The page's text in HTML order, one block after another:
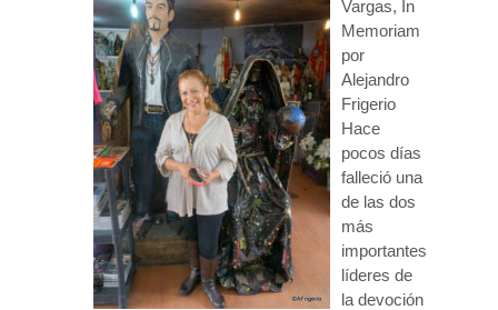
Vargas, In
Memoriam
por
Alejandro
Frigerio
Hace
pocos días
falleció una
de las dos
más
importantes
líderes de
la devoción